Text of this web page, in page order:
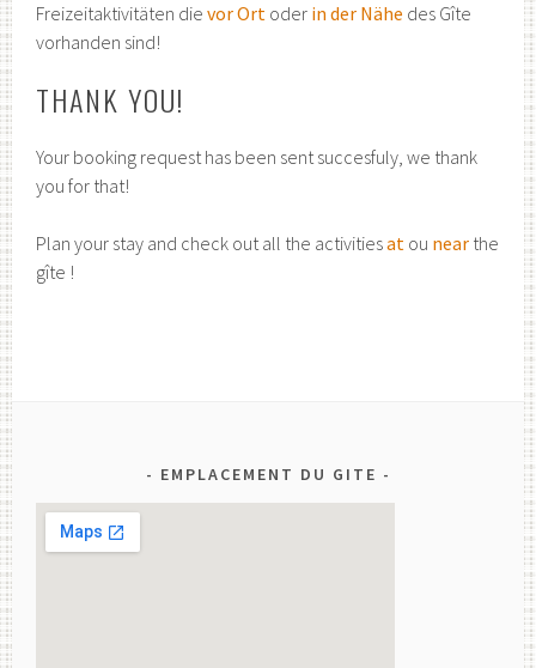
Freizeitaktivitäten dievor Ort oder in der Nähe des Gîte
vorhanden sind!
THANK YOU!
Your booking request has been sent succesfuly, we thank
you for that!
Plan your stay and check out all the activitiesat ou near the
gîte !
EMPLACEMENT DU GITE